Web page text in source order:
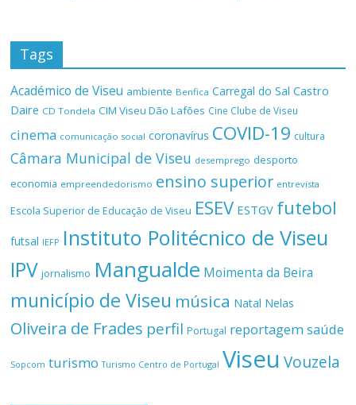
Tags
Académico de Viseu ambiente Benfica Carregal do Sal Castro
Daire CD Tondela CIM Viseu Dão Lafões Cine Clube de Viseu
cinema comunicação social coronavírus COVID-19 cultura
Câmara Municipal de Viseu desemprego desporto
economia empreendedorismo ensino superior entrevista
Escola Superior de Educação de Viseu ESEV ESTGV futebol
futsal IEFP Instituto Politécnico de Viseu
IPV jornalismo Mangualde Moimenta da Beira
município de Viseu música Natal Nelas
Oliveira de Frades perfil Portugal reportagemsaúde
Sopcom turismo Turismo Centro de Portugal Viseu Vouzela